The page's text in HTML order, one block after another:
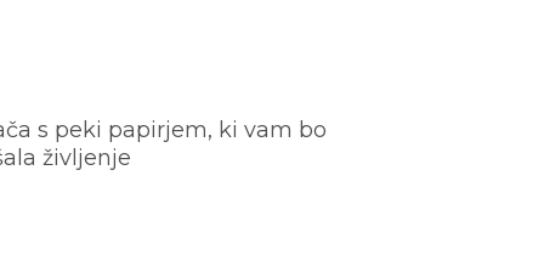
s peki papirjem, ki vam bo
življenje